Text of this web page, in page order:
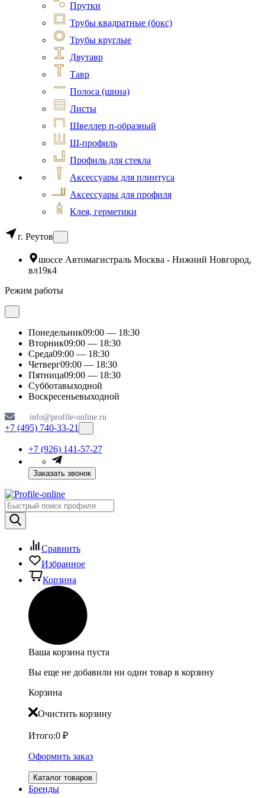
Прутки
Трубы квадратные (бокс)
Трубы круглые
Двутавр
Тавр
Полоса (шина)
Листы
Швеллер п-образный
Ш-профиль
Профиль для стекла
Аксессуары для плинтуса
Аксессуары для профиля
Клея, герметики
г. Реутов
шоссе Автомагистраль Москва - Нижний Новгород,
вл19к4
Режим работы
Понедельник09:00 — 18:30
Вторник09:00 — 18:30
Среда09:00 — 18:30
Четверг09:00 — 18:30
Пятница09:00 — 18:30
Субботавыходной
Воскресеньевыходной
info@profile-online.ru
+7 (495) 740-33-21
+7 (926) 141-57-27
Заказать звонок
Сравнить
Избранное
Корзина
Ваша корзина пуста
Вы еще не добавили ни один товар в корзину
Корзина
Очистить корзину
Итого:0 ₽
Оформить заказ
Каталог товаров
Бренды